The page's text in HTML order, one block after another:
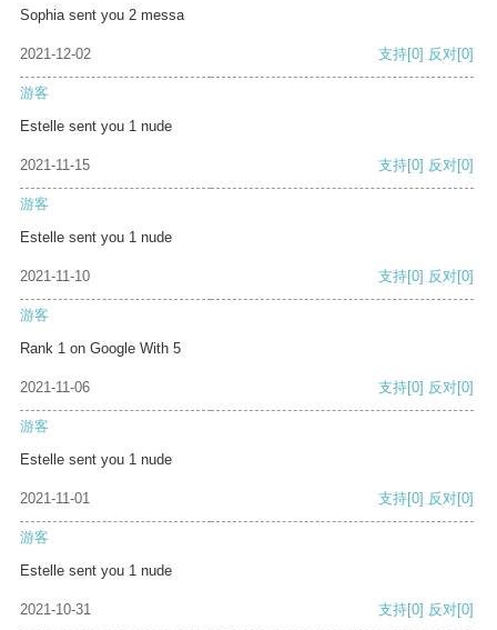
Sophia sent you 2 messa
2021-12-02 支持[0] 反对[0]
游客
Estelle sent you 1 nude
2021-11-15 支持[0] 反对[0]
游客
Estelle sent you 1 nude
2021-11-10 支持[0] 反对[0]
游客
Rank 1 on Google With 5
2021-11-06 支持[0] 反对[0]
游客
Estelle sent you 1 nude
2021-11-01 支持[0] 反对[0]
游客
Estelle sent you 1 nude
2021-10-31 支持[0] 反对[0]